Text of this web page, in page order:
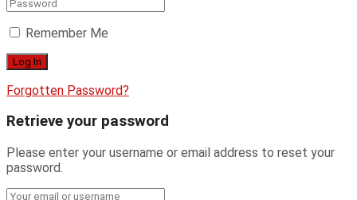
Remember Me
Forgotten Password?
Retrieve your password
Please enter your username or email address to reset your
password.